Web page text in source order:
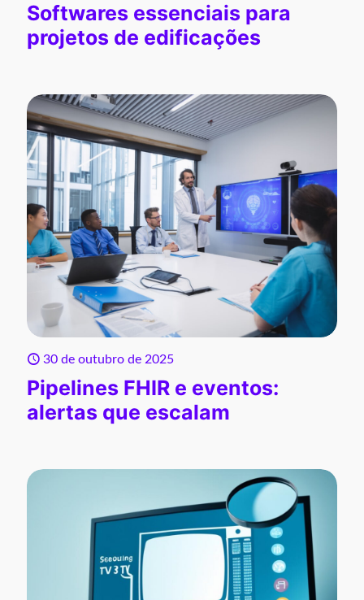
Softwares essenciais para
projetos de edificações
30 de outubro de 2025
Pipelines FHIR e eventos:
alertas que escalam